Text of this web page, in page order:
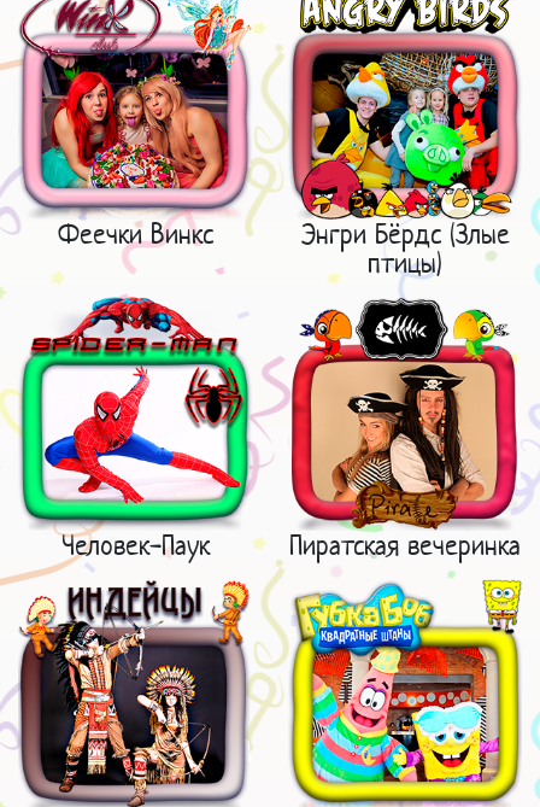
Феечки Винкс
Энгри Бёрдс (Злые
птицы)
Человек-Паук Пиратская вечеринка